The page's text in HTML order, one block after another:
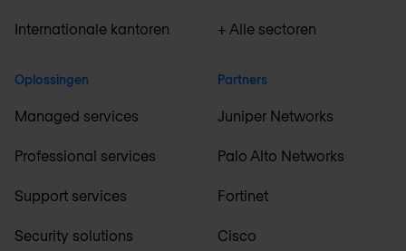
Internationale kantoren
Oplossingen
Managed services
Professional services
Support services
Security solutions
+ Alle sectoren
Partners
Juniper Networks
Palo Alto Networks
Fortinet
Cisco